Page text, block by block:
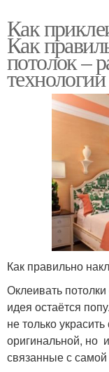
Как
Как
потолок –
технологии
Как правильно
Оклеивать
идея остаётся
не только
оригинальной, но
связанные с